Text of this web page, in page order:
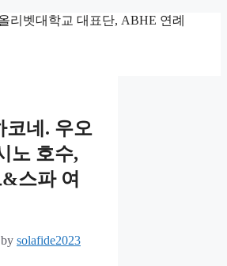
리벳대학교 대표단, ABHE 연례
코네. 우오
노 호수,
스파 여
by solafide2023